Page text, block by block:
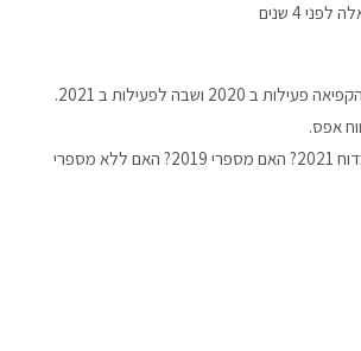
4 שנים
ושבה לפעילות ב 2021.
מה יהיו מספרי ההשוואה בדוח 2021? האם מספרי 2019? האם ללא מספרי